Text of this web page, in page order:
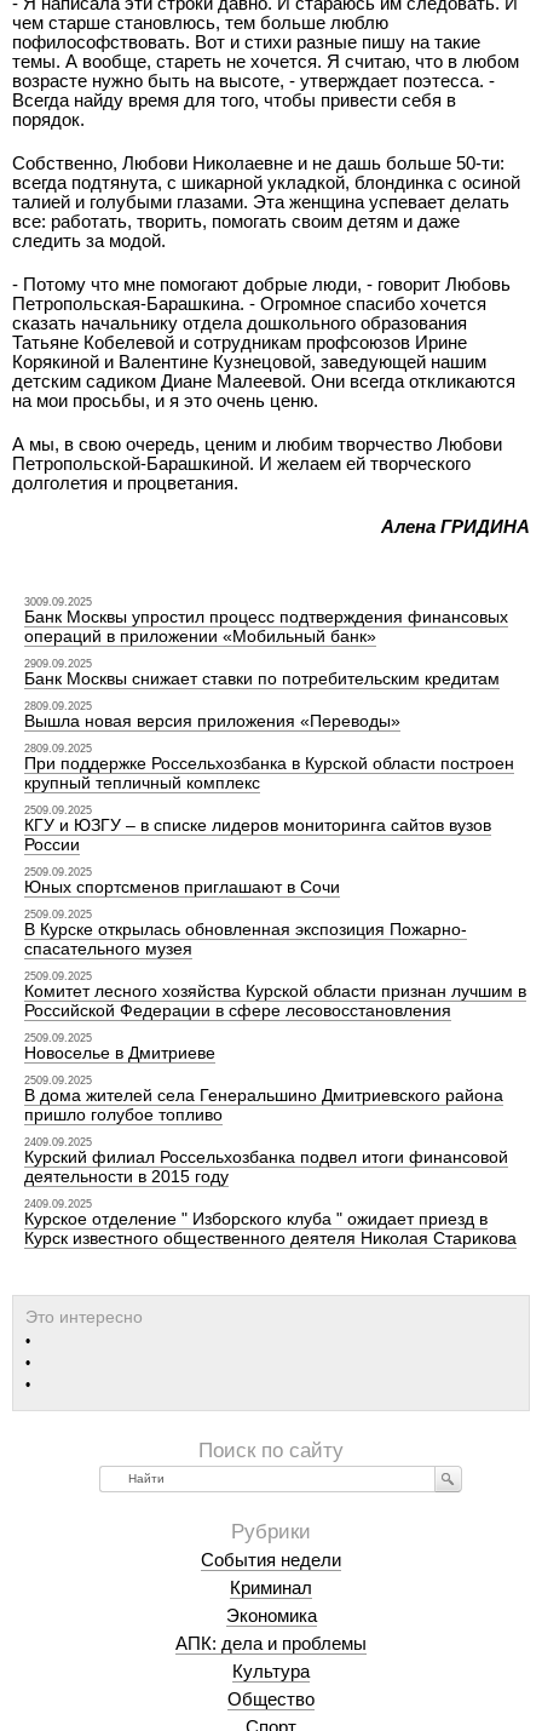
чем старше становлюсь, тем больше люблю
пофилософствовать. Вот и стихи разные пишу на такие
темы. А вообще, стареть не хочется. Я считаю, что в любом
возрасте нужно быть на высоте, - утверждает поэтесса. -
Всегда найду время для того, чтобы привести себя в
порядок.
Собственно, Любови Николаевне и не дашь больше 50-ти:
всегда подтянута, с шикарной укладкой, блондинка с осиной
талией и голубыми глазами. Эта женщина успевает делать
все: работать, творить, помогать своим детям и даже
следить за модой.
- Потому что мне помогают добрые люди, - говорит Любовь
Петропольская-Барашкина. - Огромное спасибо хочется
сказать начальнику отдела дошкольного образования
Татьяне Кобелевой и сотрудникам профсоюзов Ирине
Корякиной и Валентине Кузнецовой, заведующей нашим
детским садиком Диане Малеевой. Они всегда откликаются
на мои просьбы, и я это очень ценю.
А мы, в свою очередь, ценим и любим творчество Любови
Петропольской-Барашкиной. И желаем ей творческого
долголетия и процветания.
Алена ГРИДИНА
3009.09.2025
Банк Москвы упростил процесс подтверждения финансовых
операций в приложении «Мобильный банк»
2909.09.2025
Банк Москвы снижает ставки по потребительским кредитам
2809.09.2025
Вышла новая версия приложения «Переводы»
2809.09.2025
При поддержке Россельхозбанка в Курской области построен
крупный тепличный комплекс
2509.09.2025
КГУ и ЮЗГУ – в списке лидеров мониторинга сайтов вузов
России
2509.09.2025
Юных спортсменов приглашают в Сочи
2509.09.2025
В Курске открылась обновленная экспозиция Пожарно-
спасательного музея
2509.09.2025
Комитет лесного хозяйства Курской области признан лучшим в
Российской Федерации в сфере лесовосстановления
2509.09.2025
Новоселье в Дмитриеве
2509.09.2025
В дома жителей села Генеральшино Дмитриевского района
пришло голубое топливо
2409.09.2025
Курский филиал Россельхозбанка подвел итоги финансовой
деятельности в 2015 году
2409.09.2025
Курское отделение " Изборского клуба " ожидает приезд в
Курск известного общественного деятеля Николая Старикова
Найти
События недели
Криминал
Экономика
АПК: дела и проблемы
Культура
Общество
Спорт